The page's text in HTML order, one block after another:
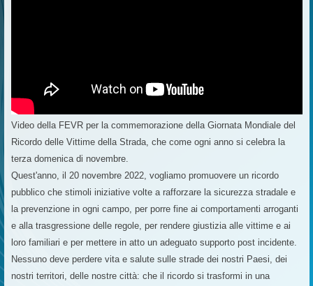
Video della FEVR per la commemorazione della Giornata Mondiale del
Ricordo delle Vittime della Strada, che come ogni anno si celebra la
terza domenica di novembre.
Quest'anno, il 20 novembre 2022, vogliamo promuovere un ricordo
pubblico che stimoli iniziative volte a rafforzare la sicurezza stradale e
la prevenzione in ogni campo, per porre fine ai comportamenti arroganti
e alla trasgressione delle regole, per rendere giustizia alle vittime e ai
loro familiari e per mettere in atto un adeguato supporto post incidente.
Nessuno deve perdere vita e salute sulle strade dei nostri Paesi, dei
nostri territori, delle nostre città: che il ricordo si trasformi in una